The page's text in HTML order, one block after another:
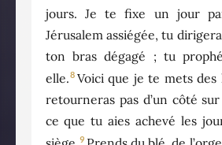
jours. Je te fixe un jour
Jérusalem assiégée, tu
ton bras dégagé ; tu
elle.8 Voici que je te mets
retourneras pas d’un côté sur
ce que tu aies achevé les
9